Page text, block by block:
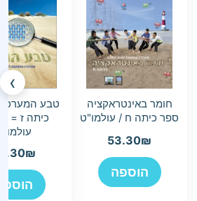
חומר באינטראקציה
ספר כיתה ח / עולמו"ט
53.30₪
הוספה
טבע
כיתה ז =
₪
›